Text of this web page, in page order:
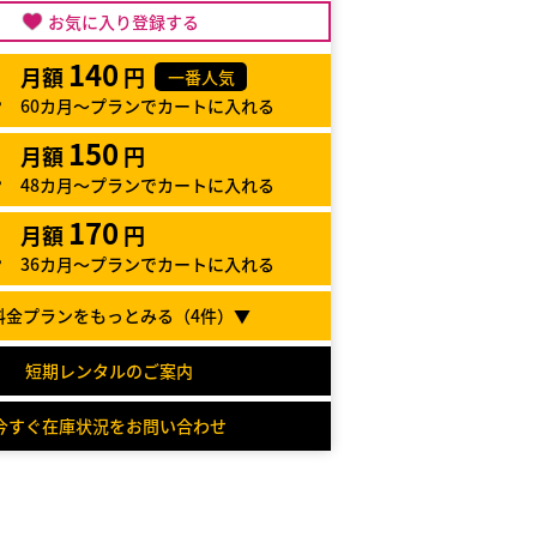
お気に入り登録する
月額 140 円
一番人気
60カ月～プランでカートに入れる
月額 150 円
48カ月～プランでカートに入れる
月額 170 円
36カ月～プランでカートに入れる
プランをもっとみる（4件）▼
短期レンタルのご案内
すぐ在庫状況をお問い合わせ